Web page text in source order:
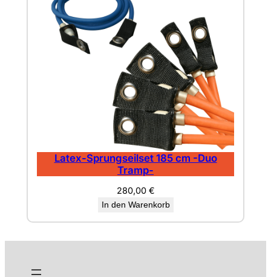
Latex-Sprungseilset 185 cm -Duo
Tramp-
280,00 €
In den Warenkorb